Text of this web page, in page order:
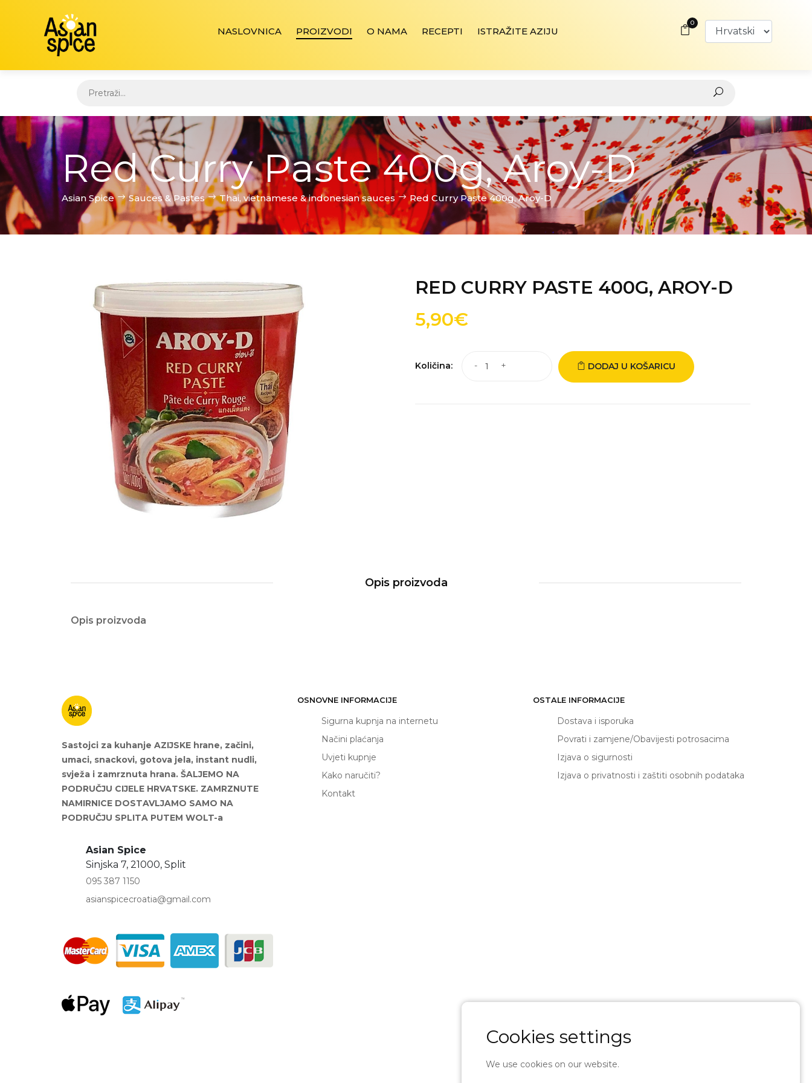
Cookies settings
We use cookies on our website.
NASLOVNICA PROIZVODI O NAMA RECEPTI ISTRAŽITE AZIJU
0
Red Curry Paste 400g, Aroy-D
Asian Spice Sauces & Pastes Thai, vietnamese & indonesian sauces Red Curry Paste 400g, Aroy-D
RED CURRY PASTE 400G, AROY-D
5,90€
Količina: - + DODAJ U KOŠARICU
Opis proizvoda
Opis proizvoda
Sastojci za kuhanje AZIJSKE hrane, začini,
umaci, snackovi, gotova jela, instant nudli,
svježa i zamrznuta hrana. ŠALJEMO NA
PODRUČJU CIJELE HRVATSKE. ZAMRZNUTE
NAMIRNICE DOSTAVLJAMO SAMO NA
PODRUČJU SPLITA PUTEM WOLT-a
Asian Spice
Sinjska 7, 21000, Split
095 387 1150
asianspicecroatia@gmail.com
OSNOVNE INFORMACIJE
Sigurna kupnja na internetu
Načini plaćanja
Uvjeti kupnje
Kako naručiti?
Kontakt
OSTALE INFORMACIJE
Dostava i isporuka
Povrati i zamjene/Obavijesti potrosacima
Izjava o sigurnosti
Izjava o privatnosti i zaštiti osobnih podataka